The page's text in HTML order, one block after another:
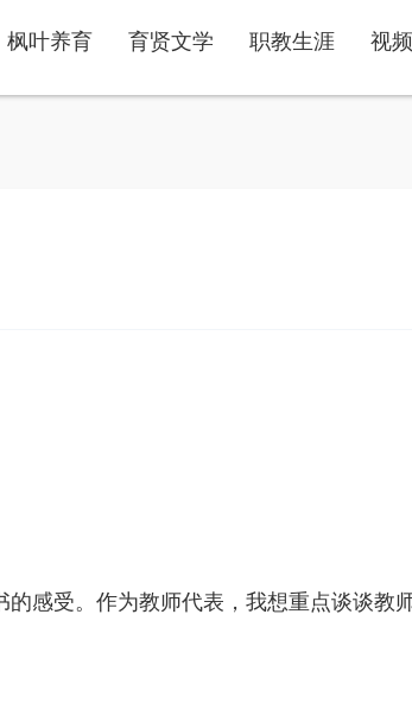
枫叶养育 育贤文学 职教生涯 视
感受。作为教师代表，我想重点谈谈教